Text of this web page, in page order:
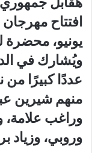
يونيو،
ويُشارك في
عددًا كبيرًا من
منهم شيرين
وراغب علامة،
وروبي، وزياد